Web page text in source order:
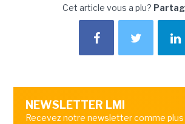
Cet article vous a plu?
NEWSLETTER LMI
Recevez notre newsletter comme